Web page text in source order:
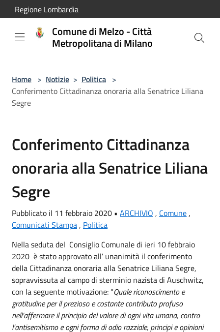
Salta al contenuto principale
Regione Lombardia
Comune di Melzo - Città
Metropolitana di Milano
Home > Notizie > Politica >
Conferimento Cittadinanza onoraria alla Senatrice Liliana
Segre
Conferimento Cittadinanza
onoraria alla Senatrice Liliana
Segre
Pubblicato il 11 febbraio 2020 • ARCHIVIO , Comune,
Comunicati Stampa, Politica
Nella seduta del Consiglio Comunale di ieri 10 febbraio
2020 è stato approvato all’ unanimità il conferimento
della Cittadinanza onoraria alla Senatrice Liliana Segre,
sopravvissuta al campo di sterminio nazista di Auschwitz,
con la seguente motivazione: “Quale riconoscimento e
gratitudine per il prezioso e costante contributo profuso
nell’affermare il principio del valore di ogni vita umana, contro
l’antisemitismo e ogni forma di odio razziale, principi e opinioni